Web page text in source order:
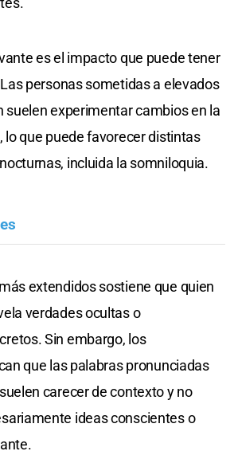
es el impacto que puede tener
personas sometidas a elevados
suelen experimentar cambios en la
lo que puede favorecer distintas
incluida la somniloquia.
extendidos sostiene que quien
verdades ocultas o
Sin embargo, los
que las palabras pronunciadas
carecer de contexto y no
ideas conscientes o